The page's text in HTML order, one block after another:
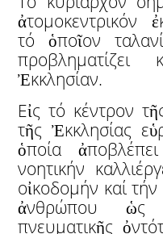
ἀτομοκεντρικόν
τό ὁποῖον
Ἐκκλησίαν.
Εἰς τό κέντρον
τῆς Ἐκκλησίας
ὁποία
νοητικήν
οἰκοδομήν καί
ἀνθρώπου ὡς
πνευματικῆς